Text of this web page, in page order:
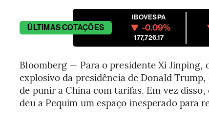
ÚLTIMASCOTAÇÕES
IBOVESPA
-0.09%
177,726.17
Bloomberg — Para o presidente Xi
explosivo da presidência de Donald
de punir a China com tarifas. Em vez
deu a Pequim um espaço inesperado para